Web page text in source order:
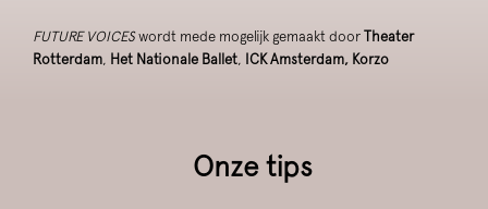
FUTURE VOICESwordt mede mogelijk gemaakt door Theater
Rotterdam, Het Nationale Ballet, ICK Amsterdam, Korzo
Onze tips